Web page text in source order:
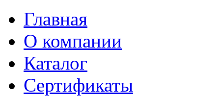
Главная
О компании
Каталог
Сертификаты